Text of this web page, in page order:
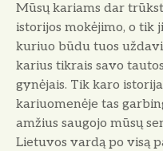
Mūsų kariams dar
istorijos mokėjimo, o
kuriuo būdu tuos
karius tikrais savo
gynėjais. Tik karo
kariuomenėje tas
amžius saugojo mūsų
Lietuvos vardą po visą